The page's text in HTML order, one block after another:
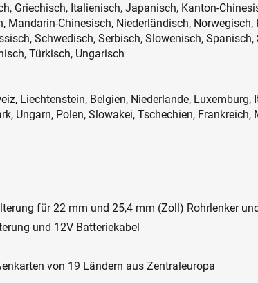
Griechisch, Italienisch, Japanisch, Kanton-
Mandarin-Chinesisch, Niederländisch, Norwegisch,
Schwedisch, Serbisch, Slowenisch, Spanisch,
Türkisch, Ungarisch
Liechtenstein, Belgien, Niederlande, Luxemburg,
Ungarn, Polen, Slowakei, Tschechien, Frankreich,
für 22 mm und 25,4 mm (Zoll) Rohrlenker
und 12V Batteriekabel
von 19 Ländern aus Zentraleuropa